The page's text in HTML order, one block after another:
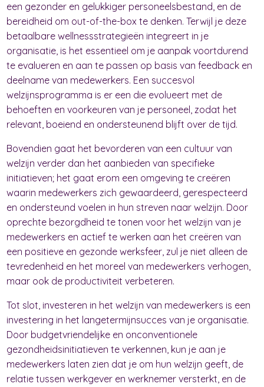
een gezonder en gelukkiger personeelsbestand, en de
bereidheid om out-of-the-box te denken. Terwijl je deze
betaalbare wellnessstrategieën integreert in je
organisatie, is het essentieel om je aanpak voortdurend
te evalueren en aan te passen op basis van feedback en
deelname van medewerkers. Een succesvol
welzijnsprogramma is er een die evolueert met de
behoeften en voorkeuren van je personeel, zodat het
relevant, boeiend en ondersteunend blijft over de tijd.
Bovendien gaat het bevorderen van een cultuur van
welzijn verder dan het aanbieden van specifieke
initiatieven; het gaat erom een omgeving te creëren
waarin medewerkers zich gewaardeerd, gerespecteerd
en ondersteund voelen in hun streven naar welzijn. Door
oprechte bezorgdheid te tonen voor het welzijn van je
medewerkers en actief te werken aan het creëren van
een positieve en gezonde werksfeer, zul je niet alleen de
tevredenheid en het moreel van medewerkers verhogen,
maar ook de productiviteit verbeteren.
Tot slot, investeren in het welzijn van medewerkers is een
investering in het langetermijnsucces van je organisatie.
Door budgetvriendelijke en onconventionele
gezondheidsinitiatieven te verkennen, kun je aan je
medewerkers laten zien dat je om hun welzijn geeft, de
relatie tussen werkgever en werknemer versterkt, en de